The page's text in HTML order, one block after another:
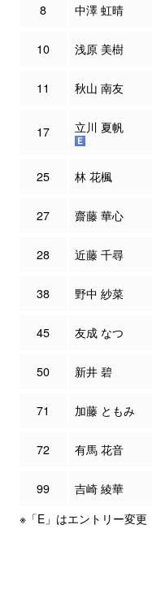
8 中澤 虹晴
10 浅原 美樹
11 秋山 南友
17 立川 夏帆
25 林 花楓
27 齋藤 華心
28 近藤 千尋
38 野中 紗菜
45 友成 なつ
50 新井 碧
71 加藤 ともみ
72 有馬 花音
99 吉崎 綾華
※「E」はエントリー変更